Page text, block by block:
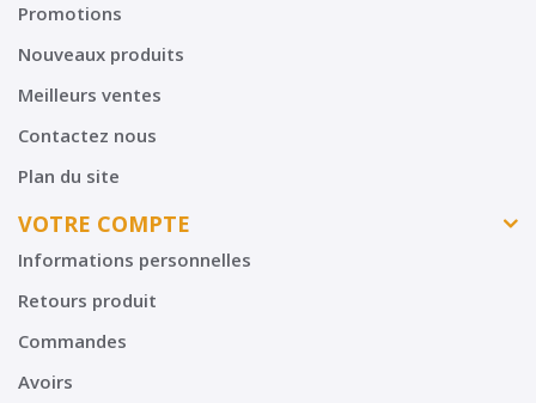
Promotions
Nouveaux produits
Meilleurs ventes
Contactez nous
Plan du site
VOTRE COMPTE
Informations personnelles
Retours produit
Commandes
Avoirs